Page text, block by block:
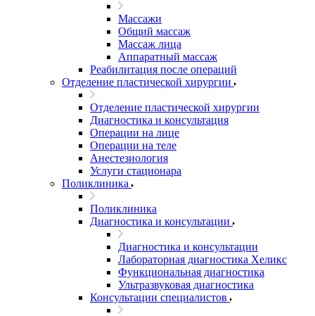
Массажи
Общий массаж
Массаж лица
Аппаратный массаж
Реабилитация после операций
Отделение пластической хирургии
Отделение пластической хирургии
Диагностика и консультация
Операции на лице
Операции на теле
Анестезиология
Услуги стационара
Поликлиника
Поликлиника
Диагностика и консультации
Диагностика и консультации
Лабораторная диагностика Хеликс
Функциональная диагностика
Ультразвуковая диагностика
Консультации специалистов